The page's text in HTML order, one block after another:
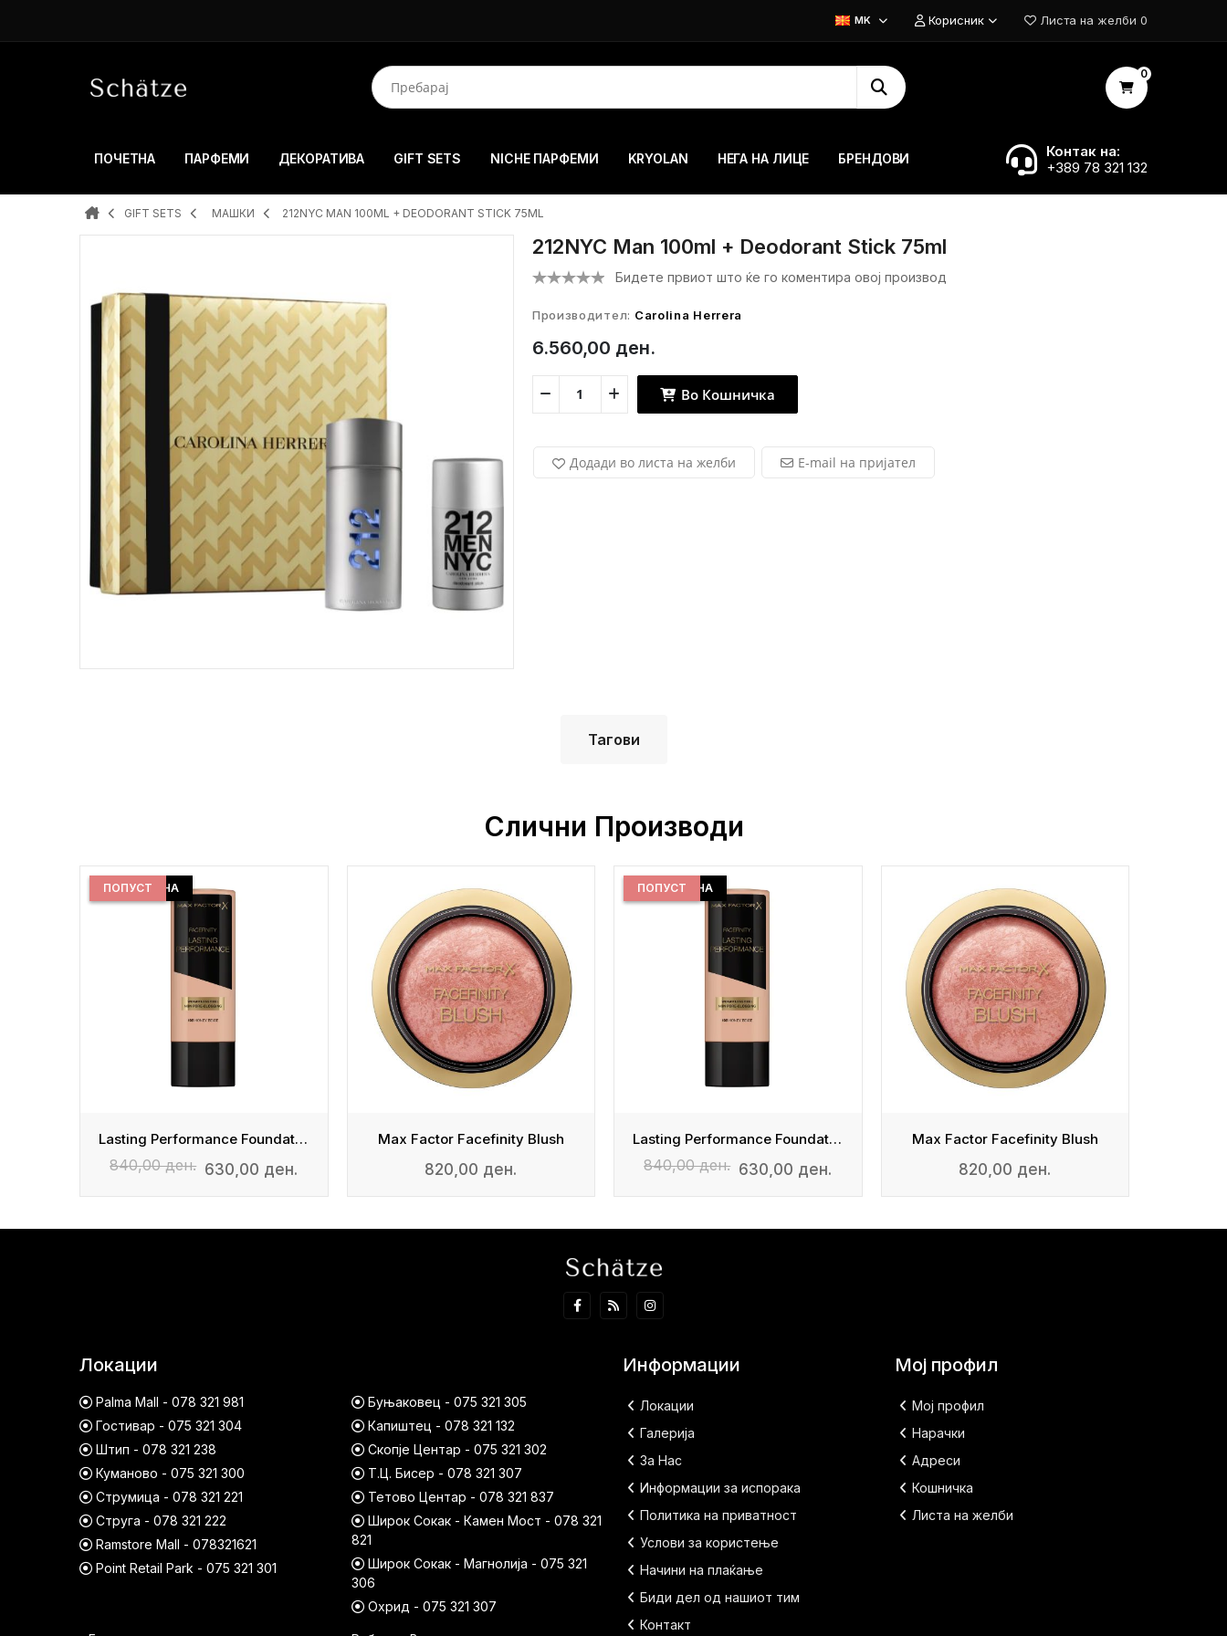
MK Корисник Листа на желби 0
0
ПОЧЕТНА ПАРФЕМИ ДЕКОРАТИВА GIFT SETS NICHE ПАРФЕМИ KRYOLAN НЕГА НА ЛИЦЕ БРЕНДОВИ
Контак на:
+389 78 321 132
GIFT SETS МАШКИ 212NYC MAN 100ML + DEODORANT STICK 75ML
212NYC Man 100ml + Deodorant Stick 75ml
Бидете првиот што ќе го коментира овој производ
Производител: Carolina Herrera
6.560,00 ден.
Во Кошничка
Додади во листа на желби E-mail на пријател
Тагови
Слични Производи
Lasting Performance Foundation
ДОБРА ЦЕНА
ПОПУСТ
840,00 ден. 630,00 ден.
Max Factor Facefinity Blush
820,00 ден.
Lasting Performance Foundation
ДОБРА ЦЕНА
ПОПУСТ
840,00 ден. 630,00 ден.
Max Factor Facefinity Blush
820,00 ден.
Локации
Palma Mall - 078 321 981
Гостивар - 075 321 304
Штип - 078 321 238
Куманово - 075 321 300
Струмица - 078 321 221
Струга - 078 321 222
Ramstore Mall - 078321621
Point Retail Park - 075 321 301
Буњаковец - 075 321 305
Капиштец - 078 321 132
Скопје Центар - 075 321 302
Т.Ц. Бисер - 078 321 307
Тетово Центар - 078 321 837
Широк Сокак - Камен Мост - 078 321
821
Широк Сокак - Магнолија - 075 321
306
Охрид - 075 321 307
Информации
Локации
Галерија
За Нас
Информации за испорака
Политика на приватност
Услови за користење
Начини на плаќање
Биди дел од нашиот тим
Контакт
Мој профил
Мој профил
Нарачки
Адреси
Кошничка
Листа на желби